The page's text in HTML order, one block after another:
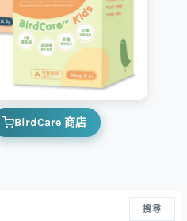
BirdCare 商店
搜尋